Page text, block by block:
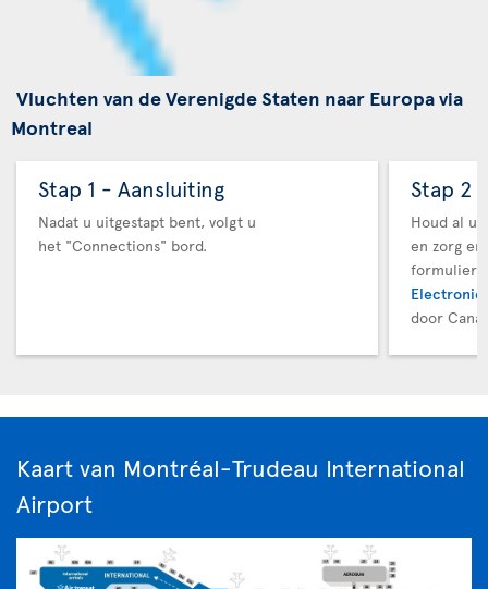
Vluchten van de Verenigde Staten naar Europa via
Montreal
Stap 1 - Aansluiting
Nadat u uitgestapt bent, volgt u
het "Connections" bord.
Stap 2
Houd al
en zorg
Electronic
door
Kaart van Montréal-Trudeau International
Airport